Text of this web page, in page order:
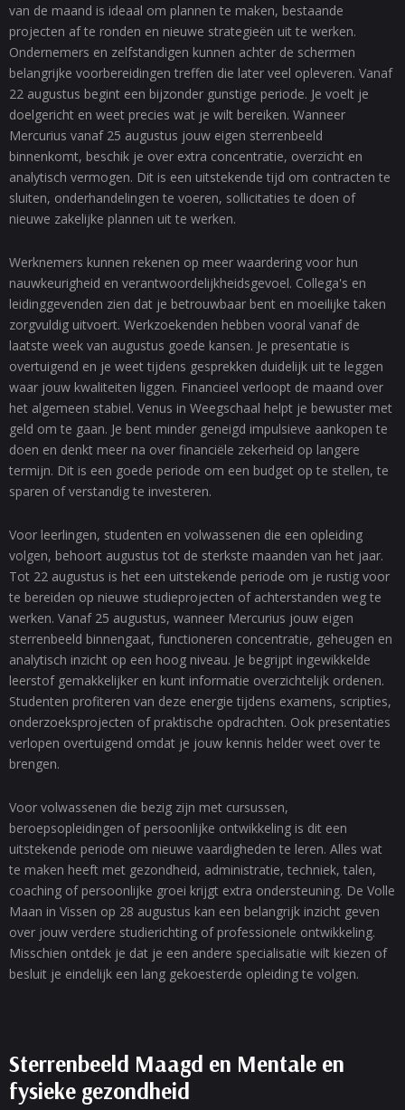
van de maand is ideaal om plannen te maken, bestaande
projecten af te ronden en nieuwe strategieën uit te werken.
Ondernemers en zelfstandigen kunnen achter de schermen
belangrijke voorbereidingen treffen die later veel opleveren. Vanaf
22 augustus begint een bijzonder gunstige periode. Je voelt je
doelgericht en weet precies wat je wilt bereiken. Wanneer
Mercurius vanaf 25 augustus jouw eigen sterrenbeeld
binnenkomt, beschik je over extra concentratie, overzicht en
analytisch vermogen. Dit is een uitstekende tijd om contracten te
sluiten, onderhandelingen te voeren, sollicitaties te doen of
nieuwe zakelijke plannen uit te werken.
Werknemers kunnen rekenen op meer waardering voor hun
nauwkeurigheid en verantwoordelijkheidsgevoel. Collega's en
leidinggevenden zien dat je betrouwbaar bent en moeilijke taken
zorgvuldig uitvoert. Werkzoekenden hebben vooral vanaf de
laatste week van augustus goede kansen. Je presentatie is
overtuigend en je weet tijdens gesprekken duidelijk uit te leggen
waar jouw kwaliteiten liggen. Financieel verloopt de maand over
het algemeen stabiel. Venus in Weegschaal helpt je bewuster met
geld om te gaan. Je bent minder geneigd impulsieve aankopen te
doen en denkt meer na over financiële zekerheid op langere
termijn. Dit is een goede periode om een budget op te stellen, te
sparen of verstandig te investeren.
Voor leerlingen, studenten en volwassenen die een opleiding
volgen, behoort augustus tot de sterkste maanden van het jaar.
Tot 22 augustus is het een uitstekende periode om je rustig voor
te bereiden op nieuwe studieprojecten of achterstanden weg te
werken. Vanaf 25 augustus, wanneer Mercurius jouw eigen
sterrenbeeld binnengaat, functioneren concentratie, geheugen en
analytisch inzicht op een hoog niveau. Je begrijpt ingewikkelde
leerstof gemakkelijker en kunt informatie overzichtelijk ordenen.
Studenten profiteren van deze energie tijdens examens, scripties,
onderzoeksprojecten of praktische opdrachten. Ook presentaties
verlopen overtuigend omdat je jouw kennis helder weet over te
brengen.
Voor volwassenen die bezig zijn met cursussen,
beroepsopleidingen of persoonlijke ontwikkeling is dit een
uitstekende periode om nieuwe vaardigheden te leren. Alles wat
te maken heeft met gezondheid, administratie, techniek, talen,
coaching of persoonlijke groei krijgt extra ondersteuning. De Volle
Maan in Vissen op 28 augustus kan een belangrijk inzicht geven
over jouw verdere studierichting of professionele ontwikkeling.
Misschien ontdek je dat je een andere specialisatie wilt kiezen of
besluit je eindelijk een lang gekoesterde opleiding te volgen.
Sterrenbeeld Maagd en Mentale en
fysieke gezondheid